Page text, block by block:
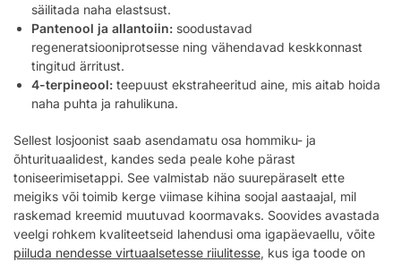
säilitada naha elastsust.
Pantenool ja allantoiin: soodustavad
regeneratsiooniprotsesse ning vähendavad keskkonnast
tingitud ärritust.
4-terpineool: teepuust ekstraheeritud aine, mis aitab hoida
naha puhta ja rahulikuna.
Sellest losjoonist saab asendamatu osa hommiku- ja
õhturituaalidest, kandes seda peale kohe pärast
toniseerimisetappi. See valmistab näo suurepäraselt ette
meigiks või toimib kerge viimase kihina soojal aastaajal, mil
raskemad kreemid muutuvad koormavaks. Soovides avastada
veelgi rohkem kvaliteetseid lahendusi oma igapäevaellu, võite
piiluda nendesse virtuaalsetesse riiulitesse, kus iga toode on